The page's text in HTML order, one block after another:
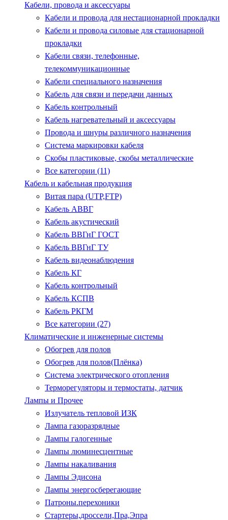
Кабели, провода и аксессуары
Кабели и провода для нестационарной прокладки
Кабели и провода силовые для стационарной
прокладки
Кабели связи, телефонные,
телекоммуникационные
Кабели специального назначения
Кабель для связи и передачи данных
Кабель контрольный
Кабель нагревательный и аксессуары
Провода и шнуры различного назначения
Система маркировки кабеля
Скобы пластиковые, скобы металлические
Все категории (11)
Кабель и кабельная продукция
Витая пара (UTP,FTP)
Кабель АВВГ
Кабель акустический
Кабель ВВГнГ ГОСТ
Кабель ВВГнГ ТУ
Кабель видеонаблюдения
Кабель КГ
Кабель контрольный
Кабель КСПВ
Кабель РКГМ
Все категории (27)
Климатические и инженерные системы
Обогрев для полов
Обогрев для полов(Плёнка)
Система электрического отопления
Терморегуляторы и термостаты, датчик
Лампы и Прочее
Излучатель тепловой ИЗК
Лампа газоразрядные
Лампы галогенные
Лампы люминесцентные
Лампы накаливания
Лампы Эдисона
Лампы энергосберегающие
Патроны.перехоники
Стартеры,дроссели,Пра,Эпра